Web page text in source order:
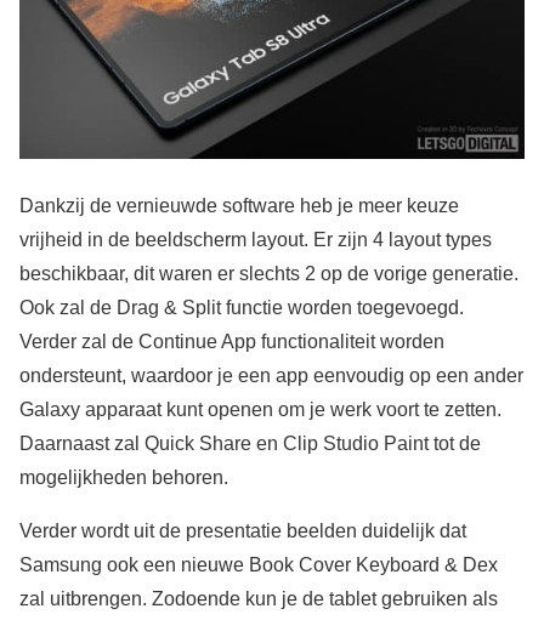
Dankzij de vernieuwde software heb je meer keuze
vrijheid in de beeldscherm layout. Er zijn 4 layout types
beschikbaar, dit waren er slechts 2 op de vorige generatie.
Ook zal de Drag & Split functie worden toegevoegd.
Verder zal de Continue App functionaliteit worden
ondersteunt, waardoor je een app eenvoudig op een ander
Galaxy apparaat kunt openen om je werk voort te zetten.
Daarnaast zal Quick Share en Clip Studio Paint tot de
mogelijkheden behoren.
Verder wordt uit de presentatie beelden duidelijk dat
Samsung ook een nieuwe Book Cover Keyboard & Dex
zal uitbrengen. Zodoende kun je de tablet gebruiken als